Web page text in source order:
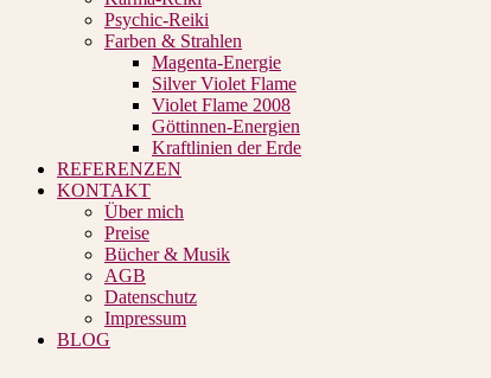
Psychic-Reiki
Farben & Strahlen
Magenta-Energie
Silver Violet Flame
Violet Flame 2008
Göttinnen-Energien
Kraftlinien der Erde
REFERENZEN
KONTAKT
Über mich
Preise
Bücher & Musik
AGB
Datenschutz
Impressum
BLOG